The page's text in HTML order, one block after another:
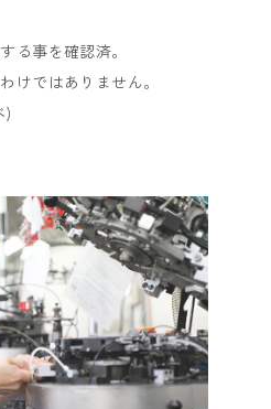
る事を確認済。
けではありません。
)